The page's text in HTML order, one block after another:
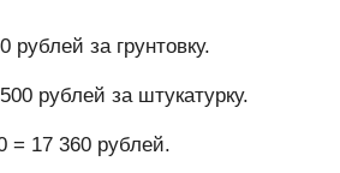
рублей за грунтовку.
рублей за штукатурку.
= 17 360 рублей.